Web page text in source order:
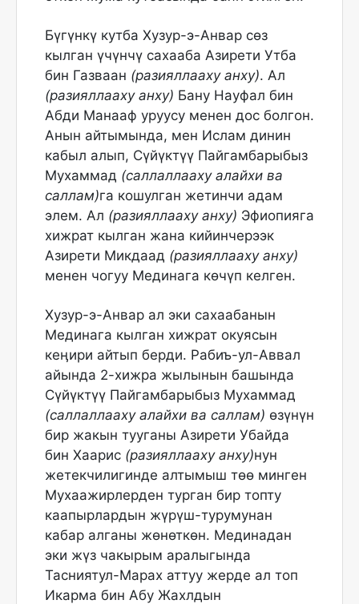
Бүгүнкү кутба Хузур-э-Анвар сөз
кылган үчүнчү сахааба Азирети Утба
бин Газваан (разияллааху анху). Ал
(разияллааху анху) Бану Науфал бин
Абди Манааф уруусу менен дос болгон.
Анын айтымында, мен Ислам динин
кабыл алып, Сүйүктүү Пайгамбарыбыз
Мухаммад (саллаллааху алайхи ва
саллам)га кошулган жетинчи адам
элем. Ал (разияллааху анху) Эфиопияга
хижрат кылган жана кийинчерээк
Азирети Микдаад (разияллааху анху)
менен чогуу Мединага көчүп келген.
Хузур-э-Анвар ал эки сахаабанын
Мединага кылган хижрат окуясын
кеӊири айтып берди. Рабиъ-ул-Аввал
айында 2-хижра жылынын башында
Сүйүктүү Пайгамбарыбыз Мухаммад
(саллаллааху алайхи ва саллам) өзүнүн
бир жакын тууганы Азирети Убайда
бин Хаарис (разияллааху анху)нун
жетекчилигинде алтымыш төө минген
Мухаажирлерден турган бир топту
каапырлардын жүрүш-турумунан
кабар алганы жөнөткөн. Мединадан
эки жүз чакырым аралыгында
Тасниятул-Марах аттуу жерде ал топ
Икарма бин Абу Жахлдын